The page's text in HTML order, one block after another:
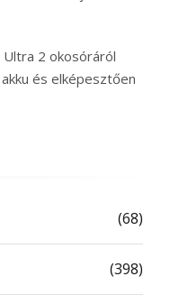
Ultra 2 okosóráról
és elképesztően
(68)
(398)